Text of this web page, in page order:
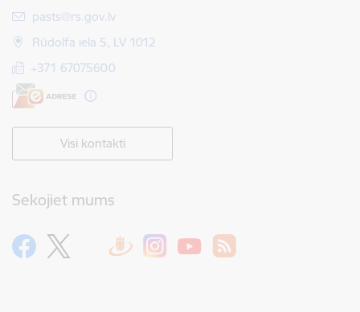
E-pasts:
pasts@rs.gov.lv
Rūdolfa iela 5, LV 1012
+371 67075600
Visi kontakti
Sekojiet mums